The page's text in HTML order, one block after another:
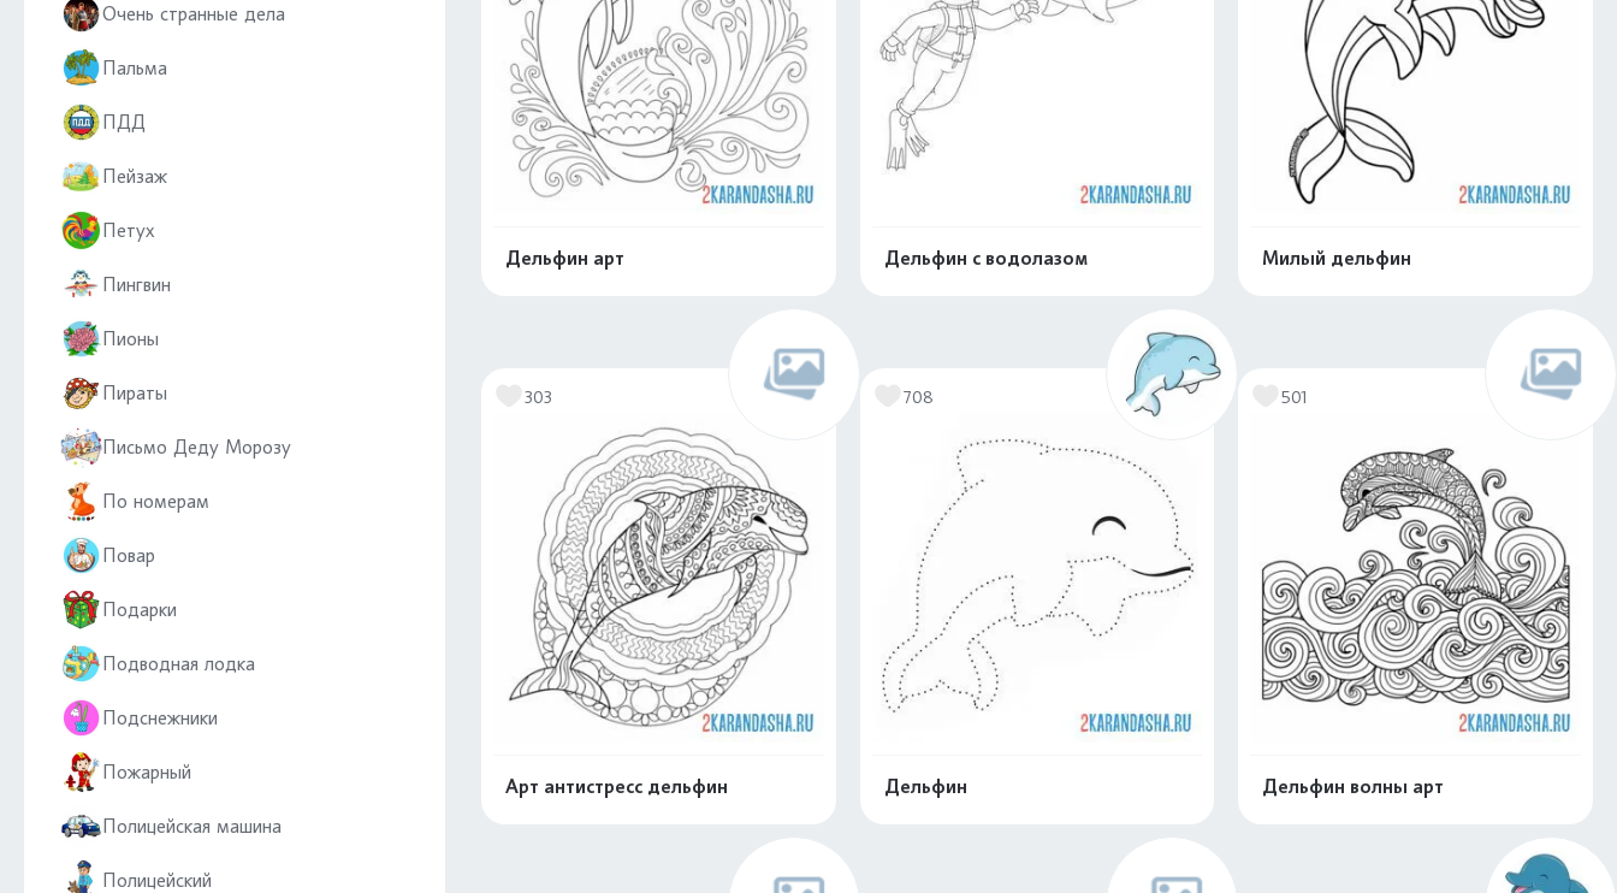
Очень странные дела
Пальма
ПДД
Пейзаж
Петух
Пингвин
Пионы
Пираты
Письмо Деду Морозу
По номерам
Повар
Подарки
Подводная лодка
Подснежники
Пожарный
Полицейская машина
Полицейский
Дельфин арт Дельфин с водолазом Милый дельфин
303
Арт антистресс дельфин
708
Дельфин
501
Дельфин волны арт
Распечатать и скачать